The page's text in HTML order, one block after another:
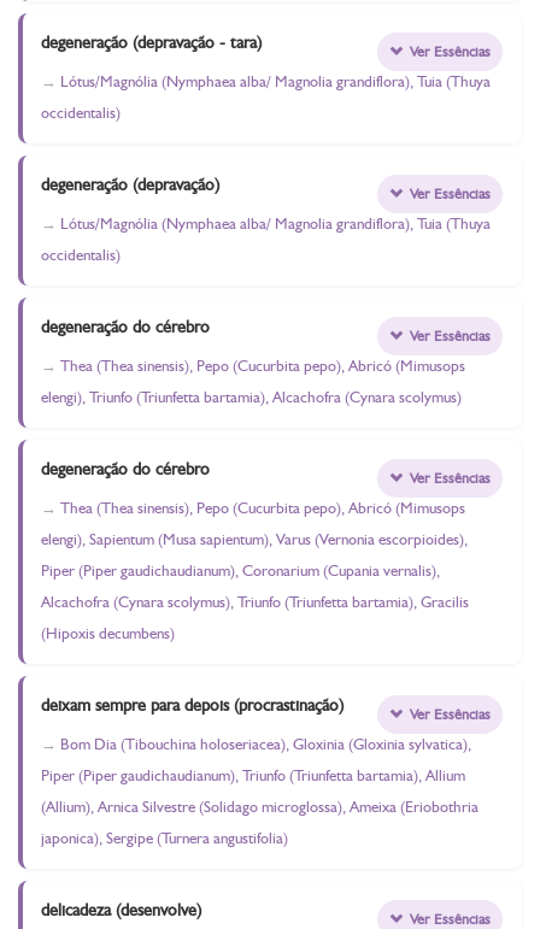
degeneração (depravação - tara)
Lótus/Magnólia (Nymphaea alba/ Magnolia grandiflora), Tuia (Thuya
occidentalis)
Ver Essências
degeneração (depravação)
Lótus/Magnólia (Nymphaea alba/ Magnolia grandiflora), Tuia (Thuya
occidentalis)
Ver Essências
degeneração do cérebro
Thea (Thea sinensis), Pepo (Cucurbita pepo), Abricó (Mimusops
elengi), Triunfo (Triunfetta bartamia), Alcachofra (Cynara scolymus)
Ver Essências
degeneração do cérebro
Thea (Thea sinensis), Pepo (Cucurbita pepo), Abricó (Mimusops
elengi), Sapientum (Musa sapientum), Varus (Vernonia escorpioides),
Piper (Piper gaudichaudianum), Coronarium (Cupania vernalis),
Alcachofra (Cynara scolymus), Triunfo (Triunfetta bartamia), Gracilis
(Hipoxis decumbens)
Ver Essências
deixam sempre para depois (procrastinação)
Bom Dia (Tibouchina holoseriacea), Gloxinia (Gloxinia sylvatica),
Piper (Piper gaudichaudianum), Triunfo (Triunfetta bartamia), Allium
(Allium), Arnica Silvestre (Solidago microglossa), Ameixa (Eriobothria
japonica), Sergipe (Turnera angustifolia)
Ver Essências
delicadeza (desenvolve) Ver Essências